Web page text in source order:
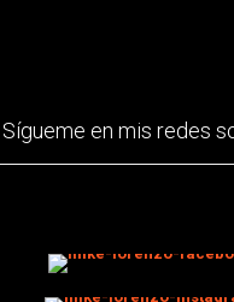
Sígueme en mis redes